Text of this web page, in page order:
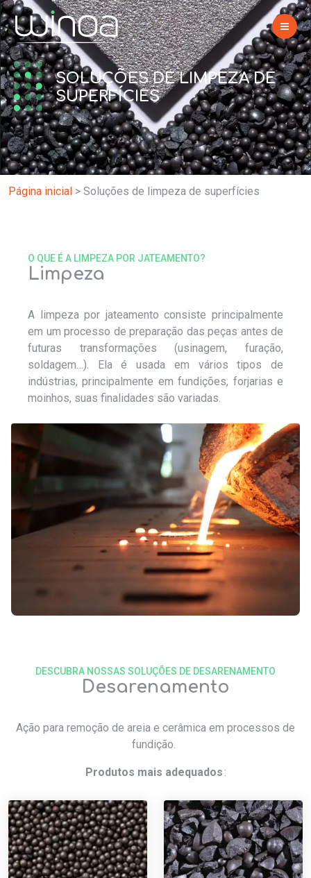
SOLUÇÕES DE LIMPEZA DE
SUPERFÍCIES
Página inicial > Soluções de limpeza de superfícies
Limpeza
O QUE É A LIMPEZA POR JATEAMENTO?
A limpeza por jateamento consiste principalmente
em um processo de preparação das peças antes de
futuras transformações (usinagem, furação,
soldagem…). Ela é usada em vários tipos de
indústrias, principalmente em fundições, forjarias e
moinhos, suas finalidades são variadas.
Desarenamento
DESCUBRA NOSSAS SOLUÇÕES DE DESARENAMENTO
Ação para remoção de areia e cerâmica em processos de
fundição.
Produtos mais adequados: